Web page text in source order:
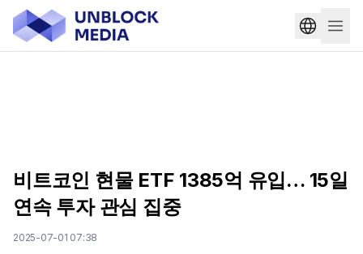
비트코인 현물 ETF 1385억 유입… 15일
연속 투자 관심 집중
2025-07-01 07:38